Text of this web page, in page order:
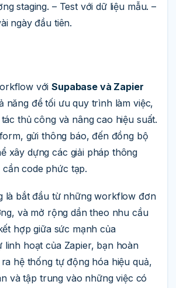
staging. – Test với dữ liệu mẫu. –
ngày đầu tiên.
vớiSupabase và Zapier
năng để tối ưu quy trình làm việc,
thủ công và nâng cao hiệu suất.
gửi thông báo, đến đồng bộ
xây dựng các giải pháp thông
code phức tạp.
là bắt đầu từ những workflow đơn
và mở rộng dần theo nhu cầu
hợp giữa sức mạnh của
linh hoạt của Zapier, bạn hoàn
hệ thống tự động hóa hiệu quả,
và tập trung vào những việc có